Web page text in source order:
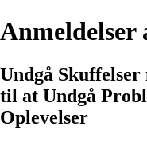
Anmeldelser
Undgå
til at Undgå
Oplevelser